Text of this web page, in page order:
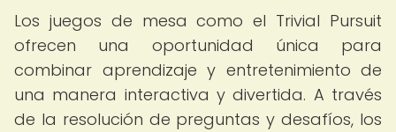
Los juegos de mesa como el Trivial Pursuit
ofrecen una oportunidad única para
combinar aprendizaje y entretenimiento de
una manera interactiva y divertida. A través
de la resolución de preguntas y desafíos, los